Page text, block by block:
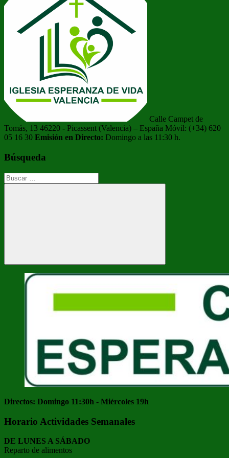
Calle Campet de
Tomás, 13 46220 - Picassent (Valencia) – España Móvil: (+34) 620
05 16 30 Emisión en Directo: Domingo a las 11:30 h.
Búsqueda
Buscar:
Buscar
Directos: Domingo 11:30h - Miércoles 19h
Horario Actividades Semanales
DE LUNES A SÁBADO
Reparto de alimentos